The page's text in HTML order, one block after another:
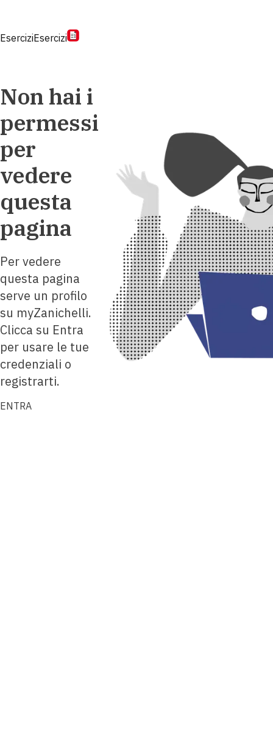
EserciziEsercizi
Non hai i
permessi
per
vedere
questa
pagina
Per vedere
questa pagina
serve un profilo
su myZanichelli.
Clicca su Entra
per usare le tue
credenziali o
registrarti.
ENTRA